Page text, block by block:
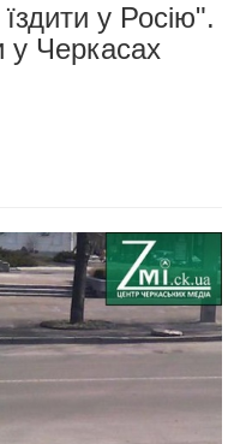
у Росію".
у Черкасах